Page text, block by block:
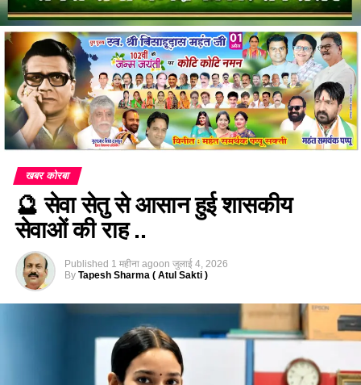
खबर कोरबा
🔮 सेवा सेतु से आसान हुई शासकीय
सेवाओं की राह ..
Published 1 महीना agoon जुलाई 4, 2026
By Tapesh Sharma ( Atul Sakti )